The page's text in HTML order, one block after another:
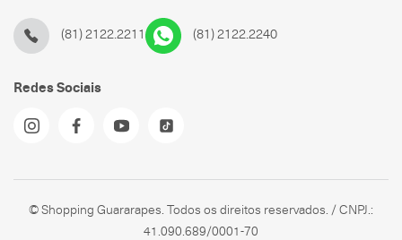
Redes Sociais
(81) 2122.2211 (81) 2122.2240
© Shopping Guararapes. Todos os direitos reservados. / CNPJ.:
41.090.689/0001-70